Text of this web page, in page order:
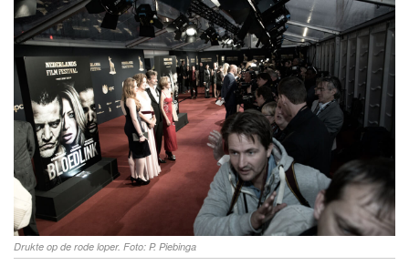
Drukte op de rode loper. Foto: P. Piebinga